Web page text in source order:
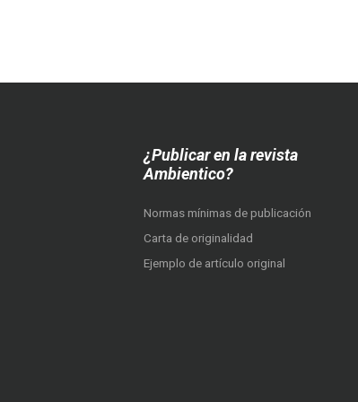
¿Publicar en la revista
Ambientico?
Normas mínimas de publicación
Carta de originalidad
Ejemplo de artículo original